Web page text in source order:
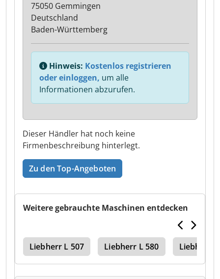
Dieser Händler hat noch keine
Firmenbeschreibung hinterlegt.
Zu den Top-Angeboten
75050 Gemmingen
Deutschland
Baden-Württemberg
Hinweis: Kostenlos registrieren
oder einloggen, um alle
Informationen abzurufen.
Weitere gebrauchte Maschinen entdecken
Liebherr L 507 Liebherr L 580 Liebherr L